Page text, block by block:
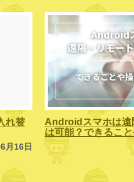
れ替
月16日
Androidスマホは遠
は可能？できるこ